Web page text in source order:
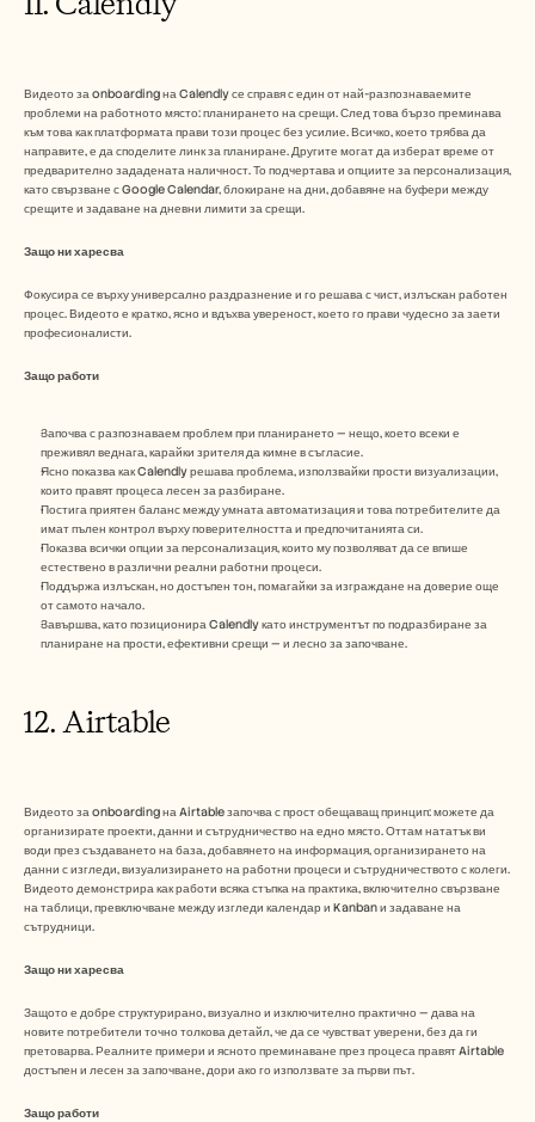
Видеото за onboarding на Calendly се справя с един от най-разпознаваемите
проблеми на работното място: планирането на срещи. След това бързо преминава
към това как платформата прави този процес без усилие. Всичко, което трябва да
направите, е да споделите линк за планиране. Другите могат да изберат време от
предварително зададената наличност. То подчертава и опциите за персонализация,
като свързване с Google Calendar, блокиране на дни, добавяне на буфери между
срещите и задаване на дневни лимити за срещи.
Защо ни харесва
Фокусира се върху универсално раздразнение и го решава с чист, излъскан работен
процес. Видеото е кратко, ясно и вдъхва увереност, което го прави чудесно за заети
професионалисти.
Защо работи
Започва с разпознаваем проблем при планирането — нещо, което всеки е
преживял веднага, карайки зрителя да кимне в съгласие.
Ясно показва как Calendly решава проблема, използвайки прости визуализации,
които правят процеса лесен за разбиране.
Постига приятен баланс между умната автоматизация и това потребителите да
имат пълен контрол върху поверителността и предпочитанията си.
Показва всички опции за персонализация, които му позволяват да се впише
естествено в различни реални работни процеси.
Поддържа излъскан, но достъпен тон, помагайки за изграждане на доверие още
от самото начало.
Завършва, като позиционира Calendly като инструментът по подразбиране за
планиране на прости, ефективни срещи — и лесно за започване.
12. Airtable
Видеото за onboarding на Airtable започва с прост обещаващ принцип: можете да
организирате проекти, данни и сътрудничество на едно място. Оттам нататък ви
води през създаването на база, добавянето на информация, организирането на
данни с изгледи, визуализирането на работни процеси и сътрудничеството с колеги.
Видеото демонстрира как работи всяка стъпка на практика, включително свързване
на таблици, превключване между изгледи календар и Kanban и задаване на
сътрудници.
Защо ни харесва
Защото е добре структурирано, визуално и изключително практично — дава на
новите потребители точно толкова детайл, че да се чувстват уверени, без да ги
претоварва. Реалните примери и ясното преминаване през процеса правят Airtable
достъпен и лесен за започване, дори ако го използвате за първи път.
Защо работи